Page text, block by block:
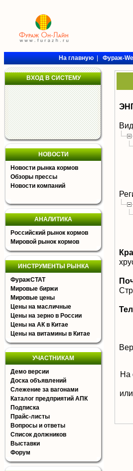
На главную|Фураж-
ВХОД В СИСТЕМУ
НОВОСТИ
Новости рынка кормов
Обзоры прессы
Новости компаний
АНАЛИТИКА
Российский рынок кормов
Мировой рынок кормов
ИНСТРУМЕНТЫ РЫНКА
ФуражСТАТ
Мировые биржи
Мировые цены
Цены на масличные
Цены на зерно в России
Цены на АК в Китае
Цены на витамины в Китае
УЧАСТНИКАМ
Демо версии
Доска объявлений
Слежение за вагонами
Каталог предприятий АПК
Подписка
Прайс-листы
Вопросы и ответы
Список должников
Выставки
Форум
На